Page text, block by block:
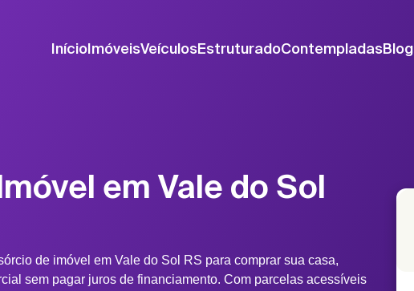
InícioImóveisVeículosEstruturadoContempladasBlog
em Vale do Sol
de imóvel em Vale do Sol RS para comprar sua casa,
sem pagar juros de financiamento. Com parcelas acessíveis